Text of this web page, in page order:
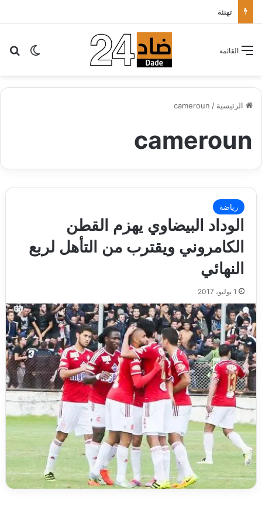
تهنئة
الوضع القائمة
الرئيسية /
cameroun
cameroun
رياضة
الوداد البيضاوي يهزم القطن
الكامروني ويقترب من التأهل لربع
النهائي
1 يوليو، 2017